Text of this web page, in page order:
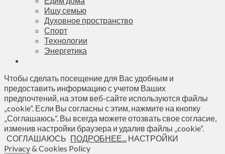
Ищу семью
Духовное пространство
Спорт
Технологии
Энергетика
Чтобы сделать посещение для Вас удобным и
предоставить информацию с учетом Ваших
предпочтений, на этом веб-сайте используются файлы
„cookie“. Если Вы согласны с этим, нажмите на кнопку
„Соглашаюсь“. Вы всегда можете отозвать свое согласие,
изменив настройки браузера и удалив файлы „cookie“.
СОГЛАШАЮСЬ ПОДРОБНЕЕ... НАСТРОЙКИ
Privacy & Cookies Policy